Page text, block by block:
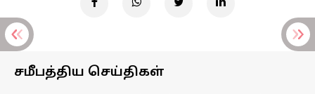
சமீபத்திய செய்திகள்